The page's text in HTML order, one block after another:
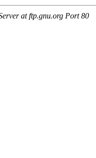
at ftp.gnu.org Port 80